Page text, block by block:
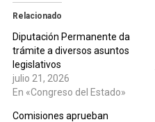
Relacionado
Diputación Permanente da
trámite a diversos asuntos
legislativos
julio 21, 2026
En «Congreso del Estado»
Comisiones aprueban